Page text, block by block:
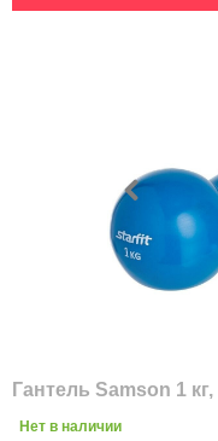
Гантель Samson 1
Нет в наличии